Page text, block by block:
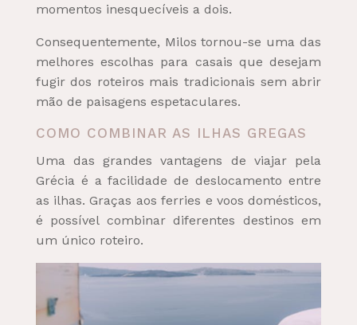
momentos inesquecíveis a dois.
Consequentemente, Milos tornou-se uma das
melhores escolhas para casais que desejam
fugir dos roteiros mais tradicionais sem abrir
mão de paisagens espetaculares.
COMO COMBINAR AS ILHAS GREGAS
Uma das grandes vantagens de viajar pela
Grécia é a facilidade de deslocamento entre
as ilhas. Graças aos ferries e voos domésticos,
é possível combinar diferentes destinos em
um único roteiro.